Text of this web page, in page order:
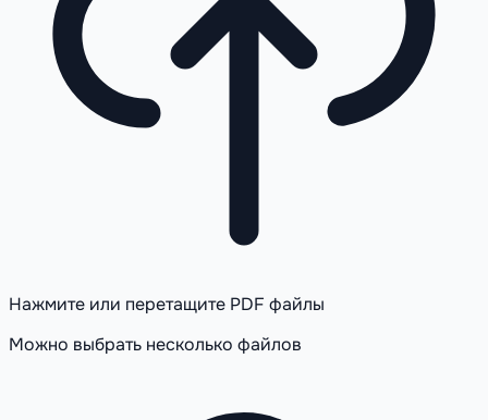
Нажмите или перетащите PDF файлы
Можно выбрать несколько файлов